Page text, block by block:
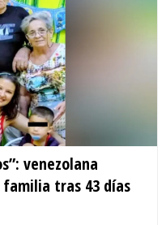
venezolana
tras 43 días